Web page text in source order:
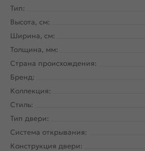
Тип:
Высота, см:
Ширина, см:
Толщина, мм:
Страна происхождения:
Бренд:
Коллекция:
Стиль:
Тип двери:
Система открывания:
Конструкция двери: